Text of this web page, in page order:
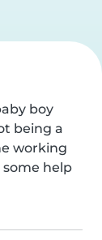
boy
being a
working
help